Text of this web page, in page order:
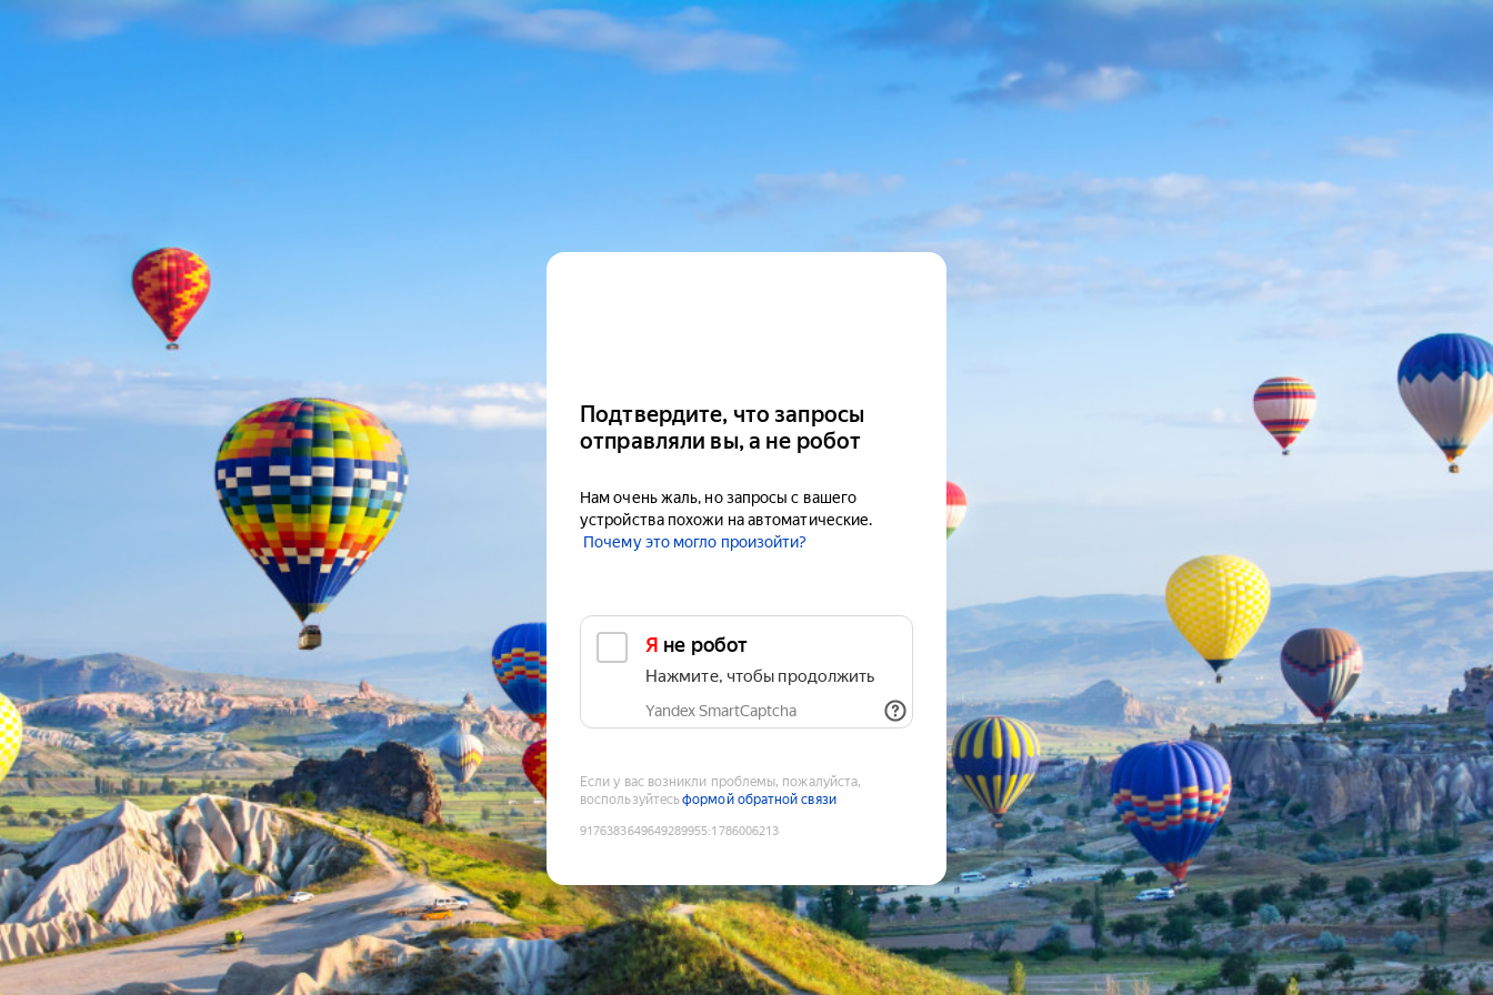
Подтвердите, что запросы
отправляли вы, а не робот
Нам очень жаль, но запросы с вашего
устройства похожи на автоматические.
Почему это могло произойти?
Я не робот
Нажмите, чтобы продолжить
Yandex SmartCaptcha
Если у вас возникли проблемы, пожалуйста,
воспользуйтесьформой обратной связи
9176383649649289955:1786006213